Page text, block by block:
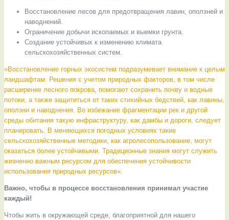
Восстановление лесов для предотвращения лавин, оползней и
наводнений.
Ограничение добычи ископаемых и выемки грунта.
Создание устойчивых к изменению климата
сельскохозяйственных систем.
«Восстановление горных экосистем подразумевает внимание к целым
ландшафтам. Решения с учетом природных факторов, в том числе
расширение лесного покрова, помогают сохранить почву и водные
потоки, а также защититься от таких стихийных бедствий, как лавины,
оползни и наводнения. Во избежание фрагментации рек и другой
среды обитания такую инфраструктуру, как дамбы и дороги, следует
планировать. В меняющихся погодных условиях такие
сельскохозяйственные методики, как агролесопользование, могут
оказаться более устойчивыми. Традиционные знания могут служить
жизненно важным ресурсом для обеспечения устойчивости
использования природных ресурсов».
Важно, чтобы в процессе восстановления принимал участие
каждый!
Чтобы жить в окружающей среде, благоприятной для нашего